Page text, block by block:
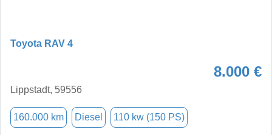
Toyota RAV 4
8.000 €
Lippstadt, 59556
160.000 km Diesel 110 kw (150 PS)